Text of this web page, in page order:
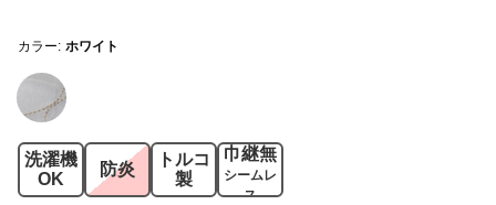
カラー: ホワイト
洗濯機
OK
防炎
トルコ
製
巾継無
シームレ
ス